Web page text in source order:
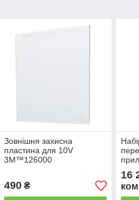
Зовнішня захисна
пластина для 10V
3M™126000
490₴
16